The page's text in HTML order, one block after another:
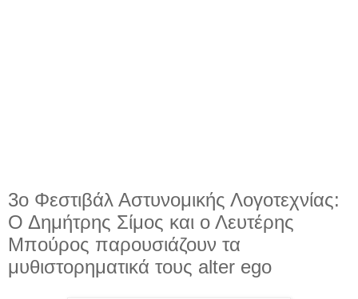
3ο Φεστιβάλ Αστυνομικής Λογοτεχνίας:
Ο Δημήτρης Σίμος και ο Λευτέρης
Μπούρος παρουσιάζουν τα
μυθιστορηματικά τους alter ego